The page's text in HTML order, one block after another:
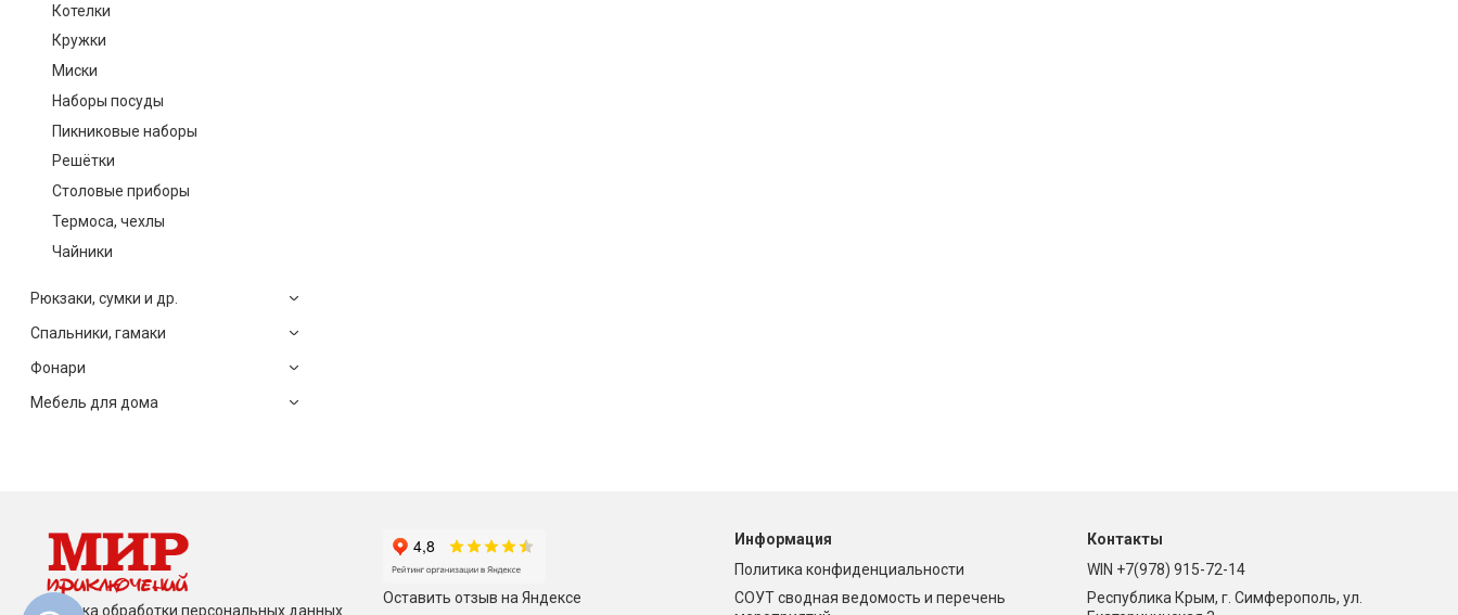
Котелки
Кружки
Миски
Наборы посуды
Пикниковые наборы
Решётки
Столовые приборы
Термоса, чехлы
Чайники
Рюкзаки, сумки и др.
Спальники, гамаки
Фонари
Мебель для дома
Политика обработки персональных данных
Оставить отзыв на Яндексе
Информация
Политика конфиденциальности
СОУТ сводная ведомость и перечень
Контакты
WIN +7(978) 915-72-14
Республика Крым, г. Симферополь, ул.